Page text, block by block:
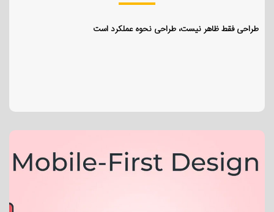
طراحی فقط ظاهر نیست، طراحی نحوه عملکرد است